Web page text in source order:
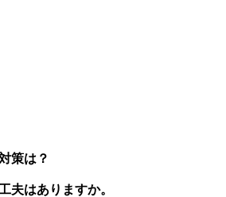
策は？
はありますか。